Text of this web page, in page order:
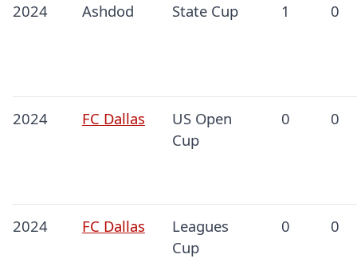
2024 Ashdod State Cup 1 0
2024 FC Dallas
US Open
Cup
0 0
2024 FC Dallas
Leagues
Cup
0 0